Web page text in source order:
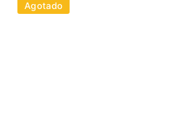
Agotado